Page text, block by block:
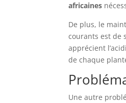
africaines
De plus, le
courants est de
apprécient
de chaque
Une autre